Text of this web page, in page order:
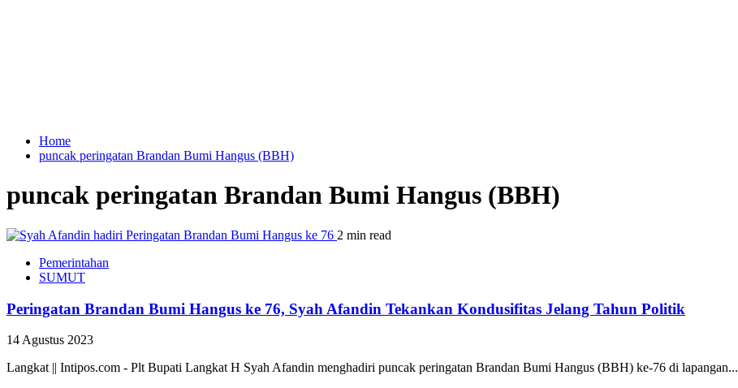
Home
puncak peringatan Brandan Bumi Hangus (BBH)
puncak peringatan Brandan Bumi Hangus (BBH)
2 min read
Pemerintahan
SUMUT
Peringatan Brandan Bumi Hangus ke 76, Syah Afandin Tekankan Kondusifitas Jelang Tahun Politik
14 Agustus 2023
Langkat || Intipos.com - Plt Bupati Langkat H Syah Afandin menghadiri puncak peringatan Brandan Bumi Hangus (BBH) ke-76 di lapangan...